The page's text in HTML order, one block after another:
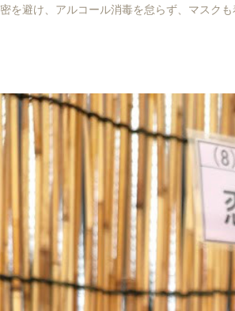
密を避け、アルコール消毒を怠らず、マスク